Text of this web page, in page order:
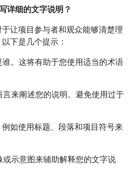
详细的文字说明？
让项目参与者和观众能够清楚理
下是几个提示：
。这将有助于您使用适当的术语
来阐述您的说明。避免使用过于
如使用标题、段落和项目符号来
示意图来辅助解释您的文字说